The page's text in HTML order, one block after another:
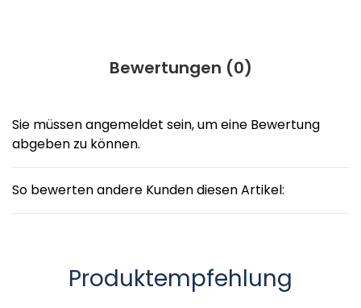
Bewertungen (0)
Sie müssen angemeldet sein, um eine Bewertung
abgeben zu können.
So bewerten andere Kunden diesen Artikel:
Produktempfehlung